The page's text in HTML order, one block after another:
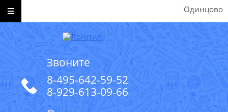
Одинцово
Звоните
8-495-642-59-52
8-929-613-09-66